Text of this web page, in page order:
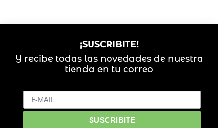
¡SUSCRIBITE!
Y recibe todas las novedades de nuestra
tienda en tu correo